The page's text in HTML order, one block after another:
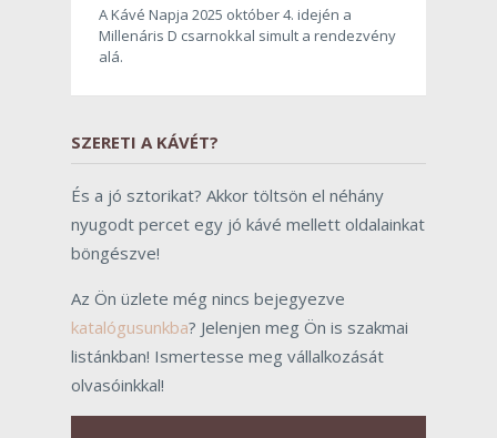
A Kávé Napja 2025 október 4. idején a
Millenáris D csarnokkal simult a rendezvény
alá.
SZERETI A KÁVÉT?
És a jó sztorikat? Akkor töltsön el néhány
nyugodt percet egy jó kávé mellett oldalainkat
böngészve!
Az Ön üzlete még nincs bejegyezve
katalógusunkba? Jelenjen meg Ön is szakmai
listánkban! Ismertesse meg vállalkozását
olvasóinkkal!